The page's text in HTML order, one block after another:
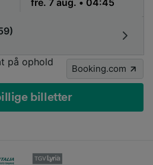
på ophold
Booking.com
billetter